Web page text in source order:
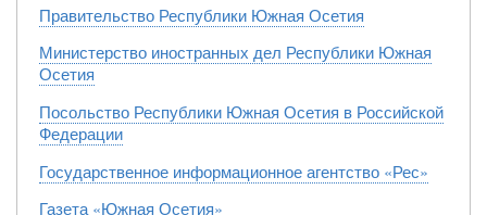
Правительство Республики Южная Осетия
Министерство иностранных дел Республики Южная
Осетия
Посольство Республики Южная Осетия в Российской
Федерации
Государственное информационное агентство «Рес»
Газета «Южная Осетия»